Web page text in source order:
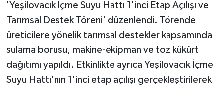
'Yeşilovacık İçme Suyu Hattı 1'inci Etap Açılışı ve
Tarımsal Destek Töreni' düzenlendi. Törende
üreticilere yönelik tarımsal destekler kapsamında
sulama borusu, makine-ekipman ve toz kükürt
dağıtımı yapıldı. Etkinlikte ayrıca Yeşilovacık İçme
Suyu Hattı'nın 1'inci etap açılışı gerçekleştirilerek